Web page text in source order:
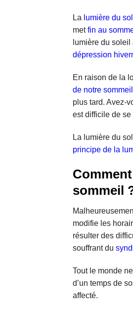
La lumière du
metfin au
lumière du
dépression
En raison de la
de notre sommeil
plus tard. Avez-
est difficile de
La lumière du
principe de la
sommeil
modifie les
résulter des
souffrant du
Tout le monde
d’un temps de
affecté.